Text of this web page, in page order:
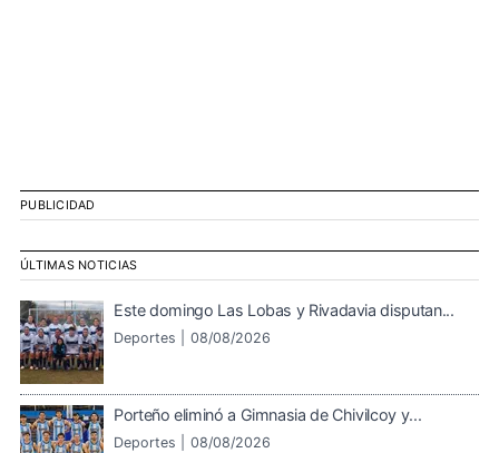
PUBLICIDAD
ÚLTIMAS NOTICIAS
Este domingo Las Lobas y Rivadavia disputan...
Deportes | 08/08/2026
Porteño eliminó a Gimnasia de Chivilcoy y...
Deportes | 08/08/2026